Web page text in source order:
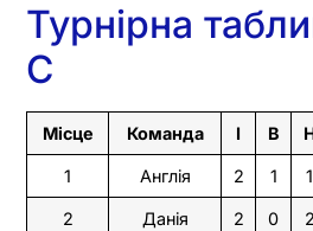
Турнірна
C
Місце Команда І В
1 Англія 2 1 1
2 Данія 2 0 2